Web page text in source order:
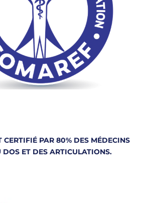
CERTIFIÉ PAR 80% DES MÉDECINS
DOS ET DES ARTICULATIONS.